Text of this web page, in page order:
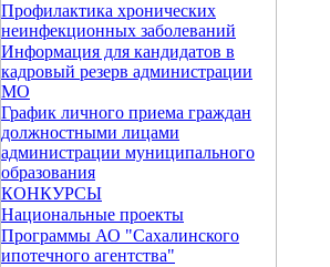
Профилактика хронических
неинфекционных заболеваний
Информация для кандидатов в
кадровый резерв администрации
МО
График личного приема граждан
должностными лицами
администрации муниципального
образования
КОНКУРСЫ
Национальные проекты
Программы АО "Сахалинского
ипотечного агентства"